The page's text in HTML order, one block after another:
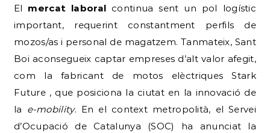
El mercat laboral continua sent un pol logístic
important, requerint constantment perfils de
mozos/as i personal de magatzem. Tanmateix, Sant
Boi aconsegueix captar empreses d’alt valor afegit,
com la fabricant de motos elèctriques Stark
Future , que posiciona la ciutat en la innovació de
la e-mobility. En el context metropolità, el Servei
d’Ocupació de Catalunya (SOC) ha anunciat la